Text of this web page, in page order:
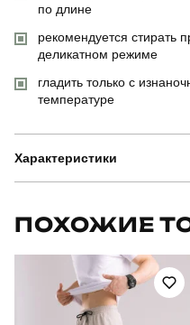
по длине
рекомендуется стирать
деликатном режиме
гладить только с
температуре
Характеристики
Артикул
ПОХОЖИЕ